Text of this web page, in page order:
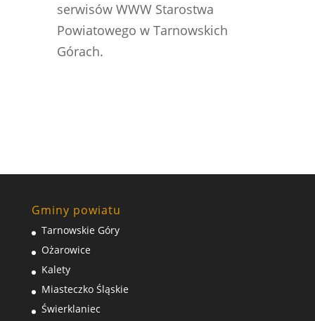
serwisów WWW Starostwa
Powiatowego w Tarnowskich
Górach.
Gminy powiatu
Tarnowskie Góry
Ożarowice
Kalety
Miasteczko Śląskie
Świerklaniec